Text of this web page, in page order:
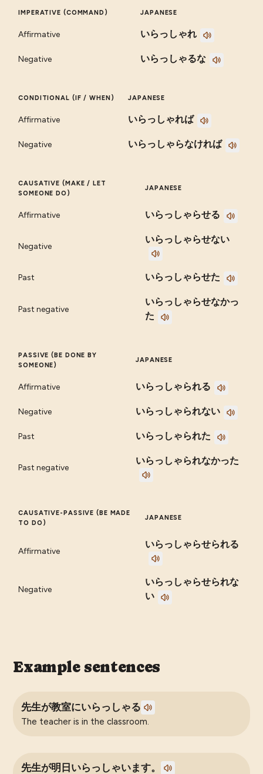
IMPERATIVE (COMMAND) JAPANESE
Affirmative いらっしゃれ
Negative いらっしゃるな
CONDITIONAL (IF / WHEN) JAPANESE
Affirmative いらっしゃれば
Negative いらっしゃらなければ
CAUSATIVE (MAKE / LET
SOMEONE DO)
JAPANESE
Affirmative いらっしゃらせる
Negative
いらっしゃらせない
Past いらっしゃらせた
Past negative
いらっしゃらせなかっ
た
PASSIVE (BE DONE BY
SOMEONE)
JAPANESE
Affirmative いらっしゃられる
Negative いらっしゃられない
Past いらっしゃられた
Past negative
いらっしゃられなかった
CAUSATIVE-PASSIVE (BE MADE
TO DO)
JAPANESE
Affirmative
いらっしゃらせられる
Negative
いらっしゃらせられな
い
Example sentences
先生が教室にいらっしゃる
The teacher is in the classroom.
先生が明日いらっしゃいます。